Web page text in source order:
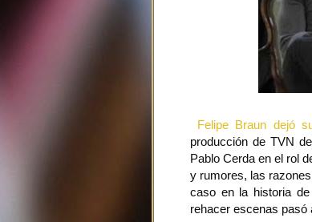
Felipe Braun dejó
producción de TVN
Pablo Cerda en el rol
y rumores, las
caso en la historia
rehacer escenas pasó